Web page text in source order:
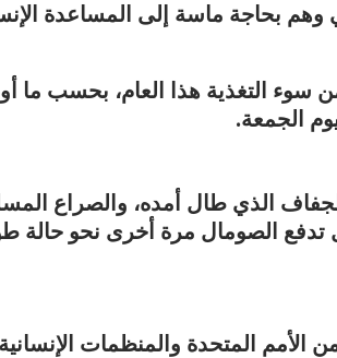
بحاجة ماسة إلى المساعدة
طفل يعانون من سوء التغذية هذا العام، بحسب
الجمعة.
الذي طال أمده، والصراع
تدفع الصومال مرة أخرى نحو حالة
الأمم المتحدة والمنظمات